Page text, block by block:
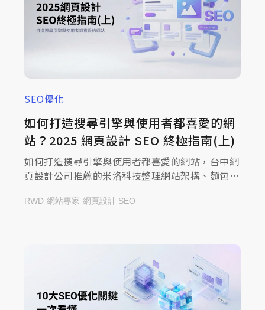
SEO優化
如何打造搜尋引擎與使用者都喜愛的網
站？2025 網頁設計 SEO 終極指南(上)
如何打造搜尋引擎與使用者都喜愛的網站，台中網
頁設計公司推薦的米洛科技整理網站架構、麵包
提升使用體驗與曝光！
RWD 網站專家 網頁設計 SEO